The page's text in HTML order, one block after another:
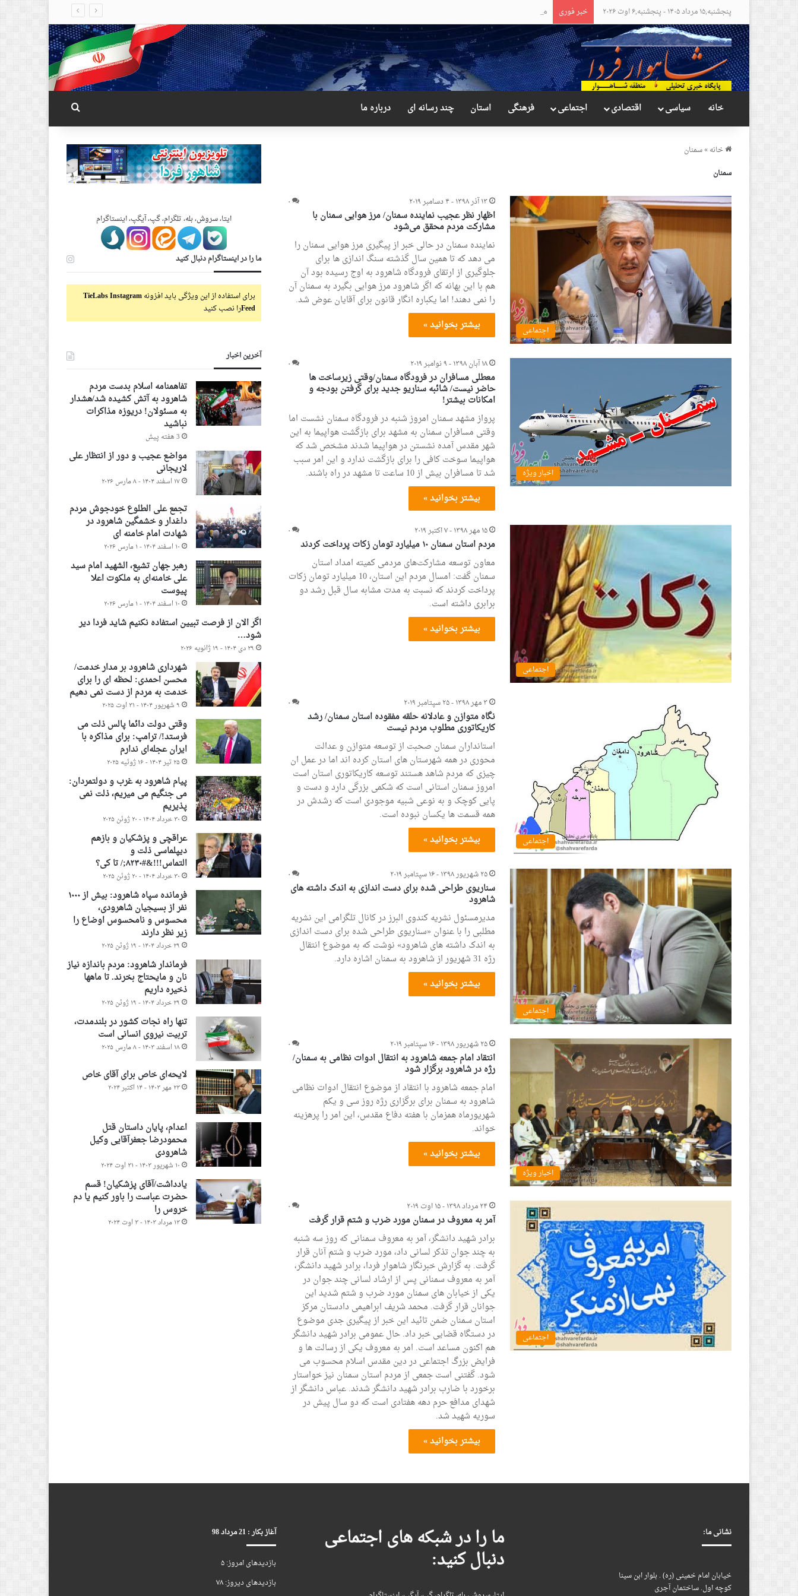
پنجشنبه,۱۵ مرداد ۱۴۰۵ - پنجشنبه,۶ اوت ۲۰۲۶ خبر فوری مواضع عجیب و دور از انتظار علی لاریجانی
خانه سیاسی اقتصادی اجتماعی فرهنگی استان چند رسانه ای درباره ما
خانه»سمنان
سمنان
اجتماعی
۱۳ آذر ۱۳۹۸ - ۴ دسامبر ۲۰۱۹ ۰
اظهار نظر عجیب نماینده سمنان/ مرز هوایی سمنان با
مشارکت مردم محقق می‌شود
نماینده سمنان در حالی خبر از پیگیری مرز هوایی سمنان را
می دهد که تا همین سال گذشته سنگ اندازی ها برای
جلوگیری از ارتقای فرودگاه شاهرود به اوج رسیده بود آن
هم با این بهانه که اگر شاهرود مرز هوایی بگیرد به سمنان آن
را نمی دهند! اما یکباره انگار قانون برای آقایان عوض شد.
بیشتر بخوانید »
اخبار ویژه
۱۸ آبان ۱۳۹۸ - ۹ نوامبر ۲۰۱۹ ۰
معطلی مسافران در فرودگاه سمنان/وقتی زیرساخت ها
حاضر نیست/ شائبه سناریو جدید برای گرفتن بودجه و
امکانات بیشتر!
پرواز مشهد سمنان امروز شنبه در فرودگاه سمنان نشست اما
وقتی مسافران سمنان به مشهد برای بازگشت هواپیما به این
شهر مقدس آمده نشستن در هواپیما شدند مشخص شد که
هواپیما سوخت کافی را برای بازگشت ندارد و این امر سبب
شد تا مسافران بیش از 10 ساعت تا مشهد در راه باشند.
بیشتر بخوانید »
اجتماعی
۱۵ مهر ۱۳۹۸ - ۷ اکتبر ۲۰۱۹ ۰
مردم استان سمنان ۱۰ میلیارد تومان زکات پرداخت کردند
معاون توسعه مشارکت‌های مردمی کمیته امداد استان
سمنان گفت: امسال مردم این استان، 10 میلیارد تومان زکات
پرداخت کردند که نسبت به مدت مشابه سال قبل رشد دو
برابری داشته است.
بیشتر بخوانید »
اجتماعی
۳ مهر ۱۳۹۸ - ۲۵ سپتامبر ۲۰۱۹ ۰
نگاه متوازن و عادلانه حلقه مفقوده استان سمنان/ رشد
کاریکاتوری مطلوب مردم نیست
استانداران سمنان صحبت از توسعه متوازن و عدالت
محوری در همه شهرستان های استان کرده اند اما در عمل ان
چیزی که مردم شاهد هستند توسعه کاریکاتوری استان است
امروز سمنان استانی است که شکمی بزرگی دارد و دست و
پایی کوچک و به نوعی شبیه موجودی است که رشدش در
همه قسمت ها یکسان نبوده است.
بیشتر بخوانید »
اجتماعی
۲۵ شهریور ۱۳۹۸ - ۱۶ سپتامبر ۲۰۱۹ ۰
سناریوی طراحی شده برای دست اندازی به اندک داشته های
شاهرود
مدیرمسئول نشریه کندوی البرز در کانال تلگرامی این نشریه
مطلبی را با عنوان «سناریوی طراحی شده برای دست اندازی
به اندک داشته های شاهرود» نوشت که به موضوع انتقال
رژه 31 شهریور از شاهرود به سمنان اشاره دارد.
بیشتر بخوانید »
اخبار ویژه
۲۵ شهریور ۱۳۹۸ - ۱۶ سپتامبر ۲۰۱۹ ۰
انتقاد امام جمعه شاهرود به انتقال ادوات نظامی به سمنان/
رژه در شاهرود برگزار شود
امام جمعه شاهرود با انتقاد از موضوع انتقال ادوات نظامی
شاهرود به سمنان برای برگزاری رژه روز سی و یکم
شهریورماه همزمان با هفته دفاع مقدس، این امر را پرهزینه
خواند.
بیشتر بخوانید »
اجتماعی
۲۴ مرداد ۱۳۹۸ - ۱۵ اوت ۲۰۱۹ ۰
آمر به معروف در سمنان مورد ضرب و شتم قرار گرفت
برادر شهید دانشگر، آمر به معروف سمنانی که روز سه شنبه
به چند جوان تذکر لسانی داد، مورد ضرب و شتم آنان قرار
گرفت. به گزارش خبرنگار شاهوار فردا، برادر شهید دانشگر،
آمر به معروف سمنانی پس از ارشاد لسانی چند جوان در
یکی از خیابان های سمنان مورد ضرب و شتم شدید این
جوانان قرار گرفت. محمد شریف ابراهیمی دادستان مرکز
استان سمنان ضمن تائید این خبر از پیگیری جدی موضوع
در دستگاه قضایی خبر داد. حال عمومی برادر شهید دانشگر
هم اکنون مساعد است. امر به معروف یکی از رسالت ها و
فرایض بزرگ اجتماعی در دین مقدس اسلام محسوب می
شود. گفتنی است جمعی از مردم استان سمنان نیز خواستار
برخورد با ضارب برادر شهید دانشگر شدند. عباس دانشگر از
شهدای مدافع حرم دهه هفتادی است که دو سال پیش در
سوریه شهید شد.
بیشتر بخوانید »
ایتا، سروش، بله، تلگرام، گپ، آیگپ، اینستاگرام
ما را در اینستاگرام دنبال کنید
برای استفاده از این ویژگی باید افزونهTieLabs Instagram
Feedرا نصب کنید
آخرین اخبار
تفاهمنامه اسلام بدست مردم
شاهرود به آتش کشیده شد/هشدار
به مسئولان! دریوزه مذاکرات
نباشید
3 هفته پیش
مواضع عجیب و دور از انتظار علی
لاریجانی
۱۷ اسفند ۱۴۰۴ - ۸ مارس ۲۰۲۶
تجمع علی الطلوع خودجوش مردم
داغدار و خشمگین شاهرود در
شهادت امام خامنه ای
۱۰ اسفند ۱۴۰۴ - ۱ مارس ۲۰۲۶
رهبر جهان تشیع، الشهید امام سید
علی خامنه‌ای به ملکوت اعلا
پیوست
۱۰ اسفند ۱۴۰۴ - ۱ مارس ۲۰۲۶
اگر الان از فرصت تبیین استفاده نکنیم شاید فردا دیر
شود…
۲۹ دی ۱۴۰۴ - ۱۹ ژانویه ۲۰۲۶
شهرداری شاهرود بر مدار خدمت/
محسن احمدی: لحظه ای را برای
خدمت به مردم از دست نمی دهیم
۹ شهریور ۱۴۰۴ - ۳۱ اوت ۲۰۲۵
وقتی دولت دائما پالس ذلت می
فرستد!/ ترامپ: برای مذاکره با
ایران عجله‌ای ندارم
۲۵ تیر ۱۴۰۴ - ۱۶ ژوئیه ۲۰۲۵
پیام شاهرود به غرب و دولتمردان:
می جنگیم می میریم، ذلت نمی
پذیریم
۳۰ خرداد ۱۴۰۴ - ۲۰ ژوئن ۲۰۲۵
عراقچی و پزشکیان و بازهم
دیپلماسی ذلت و
التماس!!!&#۸۲۳۰;/ تا کی؟
۳۰ خرداد ۱۴۰۴ - ۲۰ ژوئن ۲۰۲۵
فرمانده سپاه شاهرود: بیش از ۱۰۰۰
نفر از بسیجیان شاهرودی،
محسوس و نامحسوس اوضاع را
زیر نظر دارند
۲۹ خرداد ۱۴۰۴ - ۱۹ ژوئن ۲۰۲۵
فرماندار شاهرود: مردم باندازه نیاز
نان و مایحتاج بخرند. تا ماهها
ذخیره داریم
۲۹ خرداد ۱۴۰۴ - ۱۹ ژوئن ۲۰۲۵
تنها راه نجات کشور در بلندمدت،
تربیت نیروی انسانی است
۱۸ اسفند ۱۴۰۳ - ۸ مارس ۲۰۲۵
لایحه‌ای خاص برای آقای خاص
۲۳ مهر ۱۴۰۳ - ۱۴ اکتبر ۲۰۲۴
اعدام، پایان داستان قتل
محمودرضا جعفرآقایی وکیل
شاهرودی
۱۰ شهریور ۱۴۰۳ - ۳۱ اوت ۲۰۲۴
یادداشت/آقای پزشکیان! قسم
حضرت عباست را باور کنیم یا دم
خروس را
۱۳ مرداد ۱۴۰۳ - ۳ اوت ۲۰۲۴
نشانی ما:
خیابان امام خمینی (ره) . بلوار ابن سینا
کوچه اول. ساختمان آجری
ما را در شبکه های اجتماعی
دنبال کنید:
آغاز بکار : 21 مرداد 98
بازدیدهای امروز:۵
بازدیدهای دیروز:۷۸